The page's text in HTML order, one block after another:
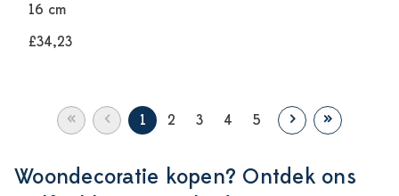
16 cm
£34,23
« ‹ 1 2 3 4 5 › »
Woondecoratie kopen? Ontdek ons